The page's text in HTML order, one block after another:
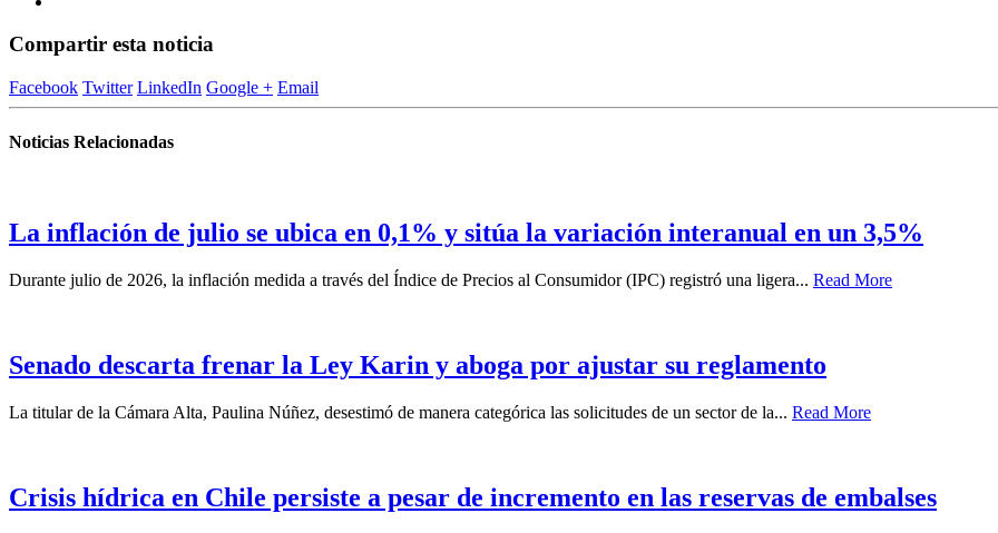
Compartir esta noticia
Facebook Twitter LinkedIn Google + Email
Noticias Relacionadas
La inflación de julio se ubica en 0,1% y sitúa la variación interanual en un 3,5%
Durante julio de 2026, la inflación medida a través del Índice de Precios al Consumidor (IPC) registró una ligera... Read More
Senado descarta frenar la Ley Karin y aboga por ajustar su reglamento
La titular de la Cámara Alta, Paulina Núñez, desestimó de manera categórica las solicitudes de un sector de la... Read More
Crisis hídrica en Chile persiste a pesar de incremento en las reservas de embalses